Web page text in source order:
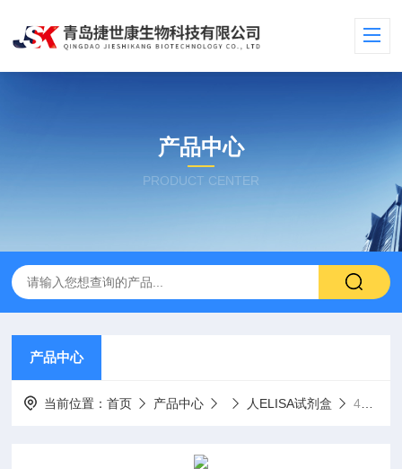
产品中心
PRODUCT CENTER
产品中心
当前位置：首页 产品中心 人ELISA试剂盒 48T/96T人免疫球蛋白E（IgE）ELISA试剂盒